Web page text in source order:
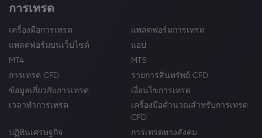
การเทรด
เครื่องมือการเทรด
แพลตฟอร์มการเทรด
แพลตฟอร์มบนเว็บไซต์
แอป
MT4
MT5
การเทรด CFD
รายการสินทรัพย์ CFD
ข้อมูลเกี่ยวกับการเทรด
เงื่อนไขการเทรด
เวลาทำการเทรด
เครื่องมือคำนวณสำหรับการเทรด
CFD
ปฏิทินเศรษฐกิจ
การเทรดทางสังคม